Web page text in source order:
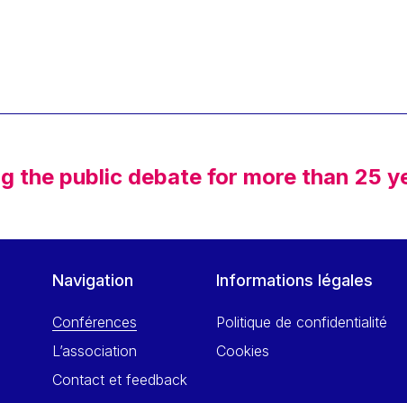
the public debate for more than 25
Navigation
Conférences
L’association
Contact et feedback
Informations légales
Politique de confidentialité
Cookies